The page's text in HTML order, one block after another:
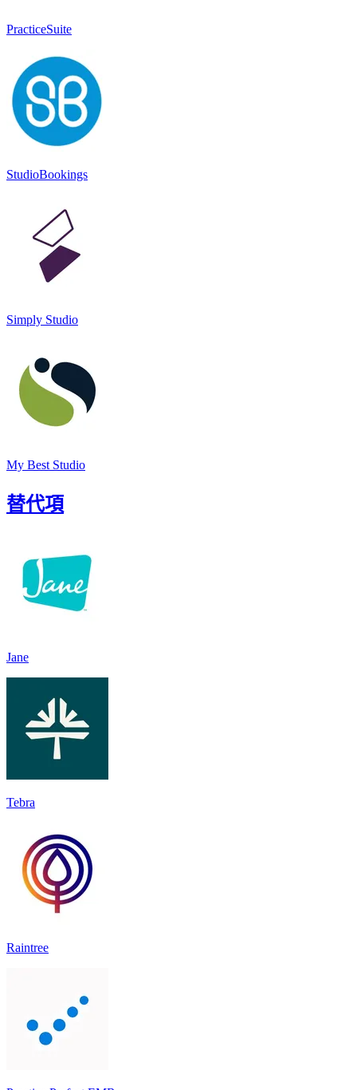
PracticeSuite
StudioBookings
Simply Studio
My Best Studio
替代項
Jane
Tebra
Raintree